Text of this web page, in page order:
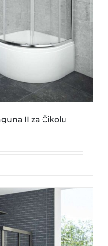
II za Čikolu